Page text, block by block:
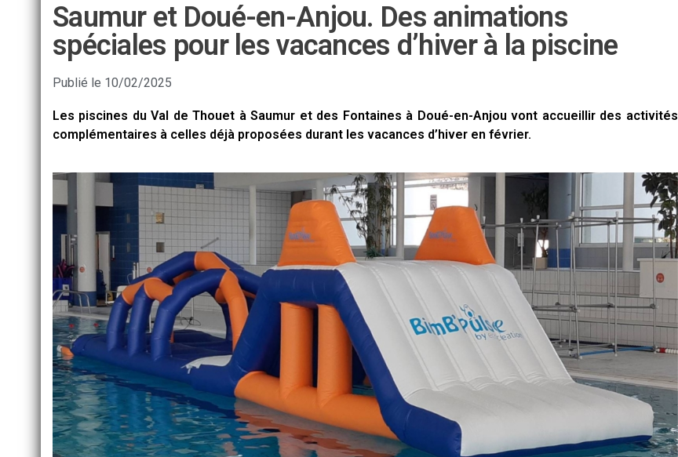
Saumur et Doué-en-Anjou. Des animations
spéciales pour les vacances d’hiver à la piscine
Publié le 10/02/2025
Les piscines du Val de Thouet à Saumur et des Fontaines à Doué-en-Anjou vont accueillir des activités
complémentaires à celles déjà proposées durant les vacances d’hiver en février.